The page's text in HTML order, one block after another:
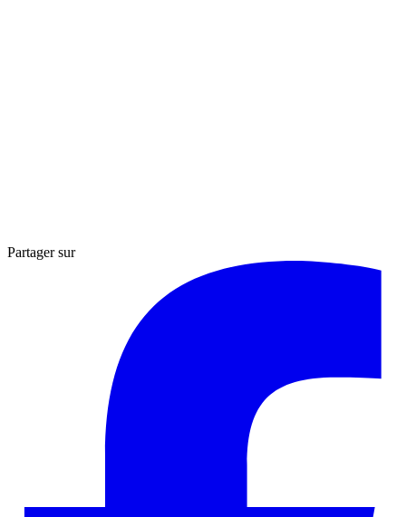
Partager sur